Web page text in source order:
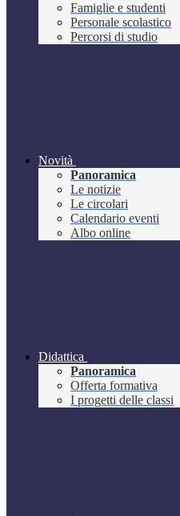
Famiglie e studenti
Personale scolastico
Percorsi di studio
Novità
Panoramica
Le notizie
Le circolari
Calendario eventi
Albo online
Didattica
Panoramica
Offerta formativa
I progetti delle classi